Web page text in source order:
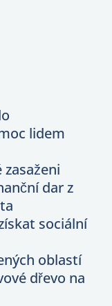
lidem
dar z
sociální
oblastí
dřevo na